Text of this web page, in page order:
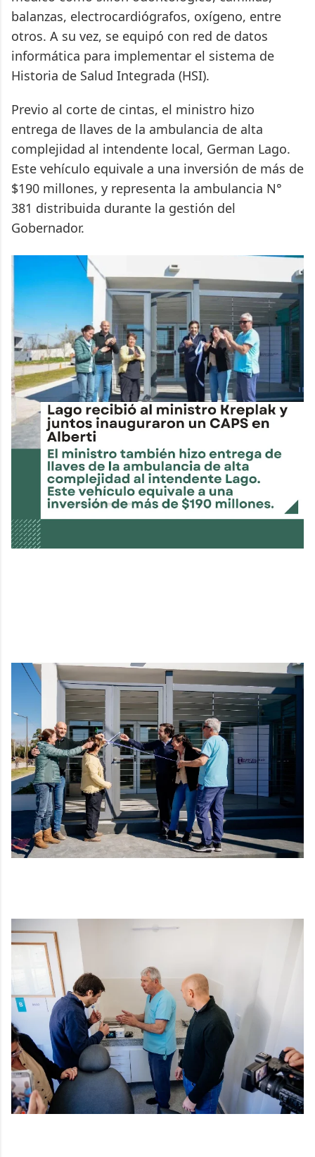
balanzas, electrocardiógrafos, oxígeno, entre
otros. A su vez, se equipó con red de datos
informática para implementar el sistema de
Historia de Salud Integrada (HSI).
Previo al corte de cintas, el ministro hizo
entrega de llaves de la ambulancia de alta
complejidad al intendente local, German Lago.
Este vehículo equivale a una inversión de más de
$190 millones, y representa la ambulancia N°
381 distribuida durante la gestión del
Gobernador.